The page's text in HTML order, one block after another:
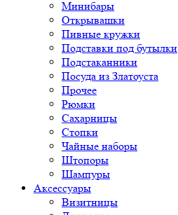
Минибары
Открывашки
Пивные кружки
Подставки под бутылки
Подстаканники
Посуда из Златоуста
Прочее
Рюмки
Сахарницы
Стопки
Чайные наборы
Штопоры
Шампуры
Аксессуары
Визитницы